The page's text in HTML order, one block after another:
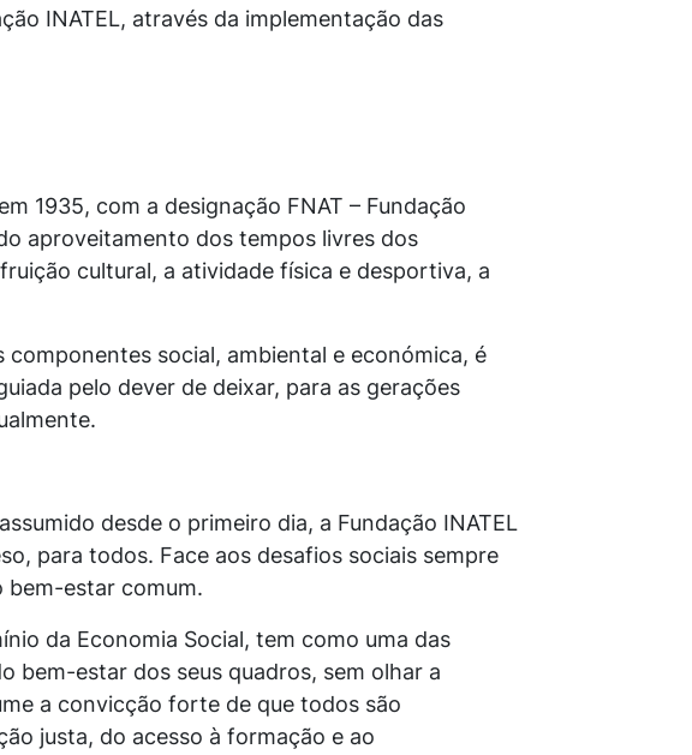
INATEL, através da implementação das
1935, com a designação FNAT – Fundação
aproveitamento dos tempos livres dos
cultural, a atividade física e desportiva, a
social, ambiental e económica, é
pelo dever de deixar, para as gerações
desde o primeiro dia, a Fundação INATEL
para todos. Face aos desafios sociais sempre
bem-estar comum.
da Economia Social, tem como uma das
bem-estar dos seus quadros, sem olhar a
a convicção forte de que todos são
justa, do acesso à formação e ao